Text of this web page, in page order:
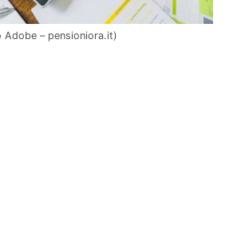
Adobe – pensioniora.it)